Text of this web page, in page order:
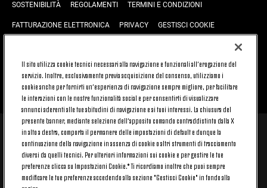
SOSTENIBILITÀ REGOLAMENTI TERMINI E CONDIZIONI
FATTURAZIONE ELETTRONICA PRIVACY GESTISCI COOKIE
TORNA SU
© 2026 Juventus Football Club S.p.A.
Juventus Football Club S.p.A. Via Druento, 175 10151 Torino - Italia;
CONTACT CENTER (+39) 011.45.30.486. Il servizio è attivo dal lunedì al
venerdì (9-20) e il sabato (9-15), festivi esclusi.
Il costo del servizio varia in base al piano tariffario sottoscritto con il
Il sito utilizza cookie tecnici necessari alla navigazione e funzionali all’erogazione del
servizio. Inoltre, esclusivamente previa acquisizione del consenso, utilizziamo i
cookie anche per fornirti un’esperienza di navigazione sempre migliore, per facilitare
le interazioni con le nostre funzionalità social e per consentirti di visualizzare
annunci aderenti alle tue abitudini di navigazione e ai tuoi interessi. La chiusura del
presente banner, mediante selezione dell’apposito comando contraddistinto dalla X
in alto a destra, comporta il permanere delle impostazioni di default e dunque la
continuazione della navigazione in assenza di cookie o altri strumenti di tracciamento
diversi da quelli tecnici. Per ulteriori informazioni sui cookie e per gestire le tue
preferenze clicca su Impostazioni Cookie.* Ti ricordiamo inoltre che puoi sempre
modificare le tue preferenze accedendo alla sezione "Gestisci Cookie" in fondo alla